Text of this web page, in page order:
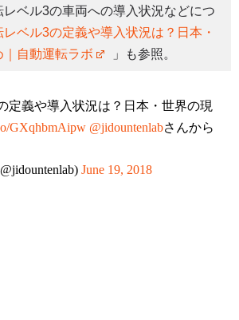
レベル3の車両への導入状況などにつ
レベル3の定義や導入状況は？日本・
自動運転ラボ
」も参照。
定義や導入状況は？日本・世界の現
GXqhbmAipw @jidountenlabさんから
June 19, 2018